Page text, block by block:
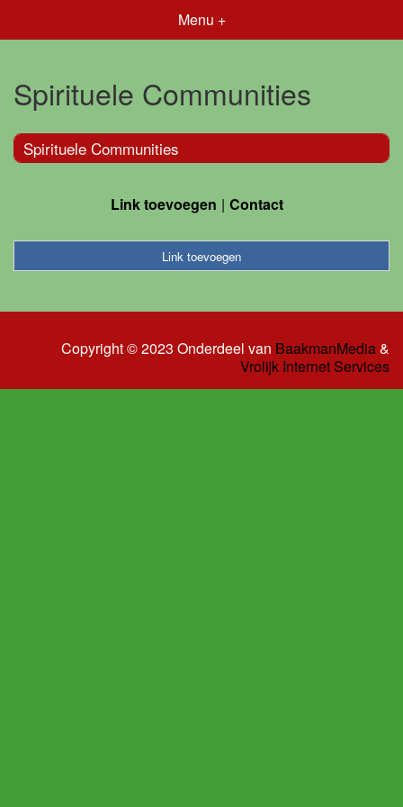
Menu +
Spirituele Communities
Spirituele Communities
Link toevoegen Contact
Link toevoegen
Copyright © 2023 Onderdeel van BaakmanMedia&
Vrolijk Internet Services